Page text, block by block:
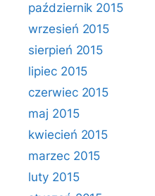
październik 2015
wrzesień 2015
sierpień 2015
lipiec 2015
czerwiec 2015
maj 2015
kwiecień 2015
marzec 2015
luty 2015